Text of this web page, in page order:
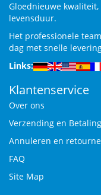
Gloednieuwe
levensduur.
Het professionele
dag met snelle
Links:
Klantenservice
Over ons
Verzending en Betaling
Annuleren en
FAQ
Site Map